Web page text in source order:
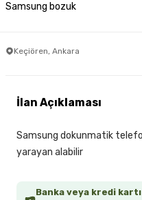
Samsung bozuk
Keçiören, Ankara
Banka veya kredi
İlan Açıklaması
Samsung dokunmatik
yarayan alabilir